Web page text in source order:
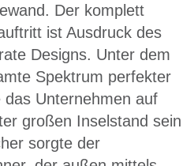
Der komplett
ist Ausdruck des
Designs. Unter dem
Spektrum perfekter
das Unternehmen auf
großen Inselstand sein
sorgte der